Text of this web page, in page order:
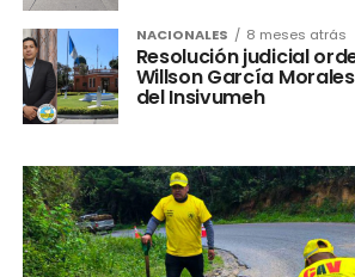
NACIONALES 8 meses atrás
Resolución judicial
Willson García
del Insivumeh